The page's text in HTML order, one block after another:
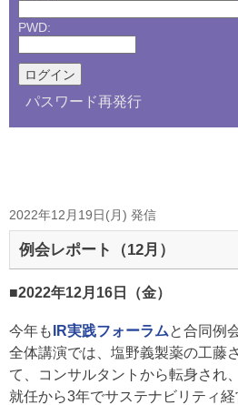
PWD:
パスワード再発行
2022年12月19日(月) 発信
例会レポート（12月）
■2022年12月16日（金）
今年も IR実践フォーラムと合同例
全体講演では、塩野義製薬の工藤
て、コンサルタントから転身され
就任から3年でサステナビリティ